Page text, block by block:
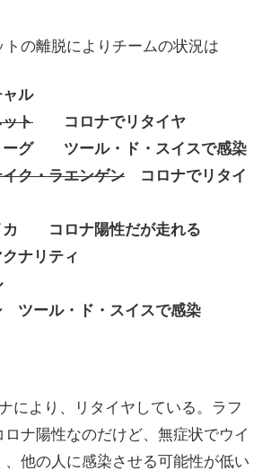
トの離脱によりチームの状況は
ル
ト コロナでリタイヤ
ーグ ツール・ド・スイスで感染
ク・ラエンゲン コロナでリタイ
カ コロナ陽性だが走れる
ナリティ
ツール・ド・スイスで感染
により、リタイヤしている。ラフ
ロナ陽性なのだけど、無症状でウイ
、他の人に感染させる可能性が低い